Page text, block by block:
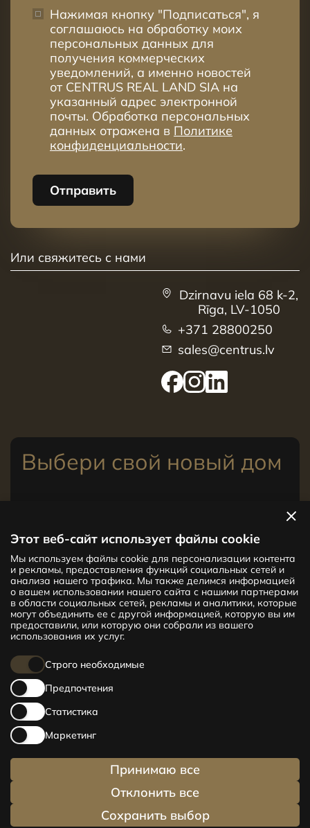
Этот веб-сайт использует файлы cookie
Мы используем файлы cookie для персонализации контента
и рекламы, предоставления функций социальных сетей и
анализа нашего трафика. Мы также делимся информацией
о вашем использовании нашего сайта с нашими партнерами
в области социальных сетей, рекламы и аналитики, которые
могут объединить ее с другой информацией, которую вы им
предоставили, или которую они собрали из вашего
использования их услуг.
Строго необходимые
Предпочтения
Статистика
Маркетинг
Сохранить выбор
Отклонить все
Принимаю все
Нажимая кнопку "Подписаться", я
соглашаюсь на обработку моих
персональных данных для
получения коммерческих
уведомлений, а именно новостей
от CENTRUS REAL LAND SIA на
указанный адрес электронной
почты. Обработка персональных
данных отражена в Политике
конфиденциальности.
Отправить
Или свяжитесь с нами
Dzirnavu iela 68 k-2,
Rīga, LV-1050
+371 28800250
sales@centrus.lv
Выбери свой новый дом
Новый проект CENTRUS предлагает
142 эксклюзивные и удобные квартиры
в центре Риги – от уютных квартир
площадью 24 кв. м до просторных
апартаментов площадью 210 кв. м. Выбери
свое жилище и будь в центре жизни!